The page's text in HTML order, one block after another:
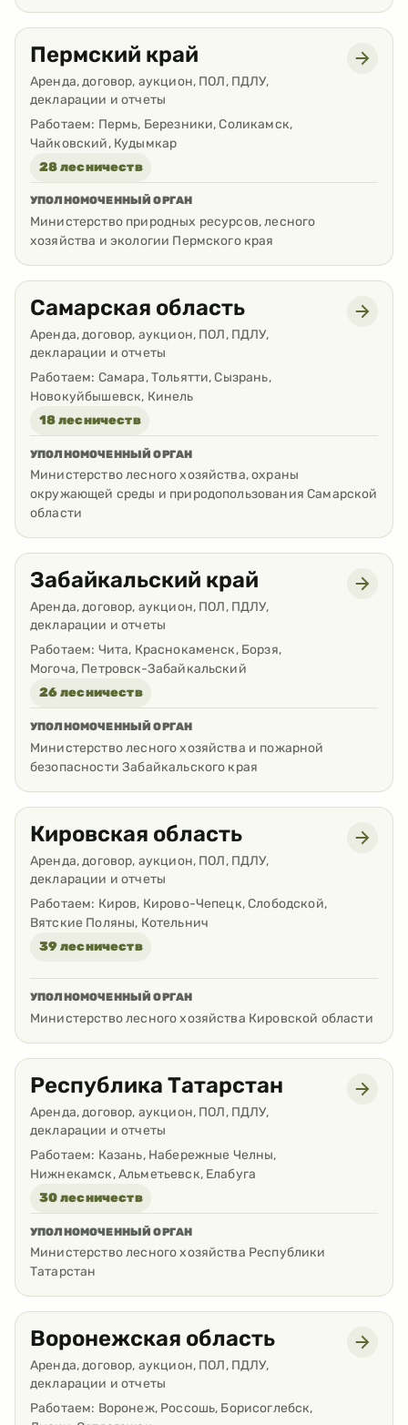
Пермский край
Аренда, договор, аукцион, ПОЛ, ПДЛУ,
декларации и отчеты
Работаем: Пермь, Березники, Соликамск,
Чайковский, Кудымкар
28 лесничеств
УПОЛНОМОЧЕННЫЙ ОРГАН
Министерство природных ресурсов, лесного
хозяйства и экологии Пермского края
Самарская область
Аренда, договор, аукцион, ПОЛ, ПДЛУ,
декларации и отчеты
Работаем: Самара, Тольятти, Сызрань,
Новокуйбышевск, Кинель
18 лесничеств
УПОЛНОМОЧЕННЫЙ ОРГАН
Министерство лесного хозяйства, охраны
окружающей среды и природопользования Самарской
области
Забайкальский край
Аренда, договор, аукцион, ПОЛ, ПДЛУ,
декларации и отчеты
Работаем: Чита, Краснокаменск, Борзя,
Могоча, Петровск-Забайкальский
26 лесничеств
УПОЛНОМОЧЕННЫЙ ОРГАН
Министерство лесного хозяйства и пожарной
безопасности Забайкальского края
Кировская область
Аренда, договор, аукцион, ПОЛ, ПДЛУ,
декларации и отчеты
Работаем: Киров, Кирово-Чепецк, Слободской,
Вятские Поляны, Котельнич
39 лесничеств
УПОЛНОМОЧЕННЫЙ ОРГАН
Министерство лесного хозяйства Кировской области
Республика Татарстан
Аренда, договор, аукцион, ПОЛ, ПДЛУ,
декларации и отчеты
Работаем: Казань, Набережные Челны,
Нижнекамск, Альметьевск, Елабуга
30 лесничеств
УПОЛНОМОЧЕННЫЙ ОРГАН
Министерство лесного хозяйства Республики
Татарстан
Воронежская область
Аренда, договор, аукцион, ПОЛ, ПДЛУ,
декларации и отчеты
Работаем: Воронеж, Россошь, Борисоглебск,